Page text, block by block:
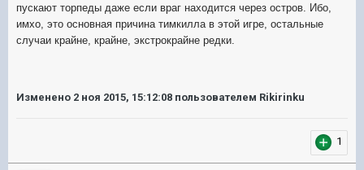
пускают торпеды даже если враг находится через остров. Ибо,
имхо, это основная причина тимкилла в этой игре, остальные
случаи крайне, крайне, экстрокрайне редки.
Изменено 2 ноя 2015, 15:12:08 пользователем Rikirinku
1